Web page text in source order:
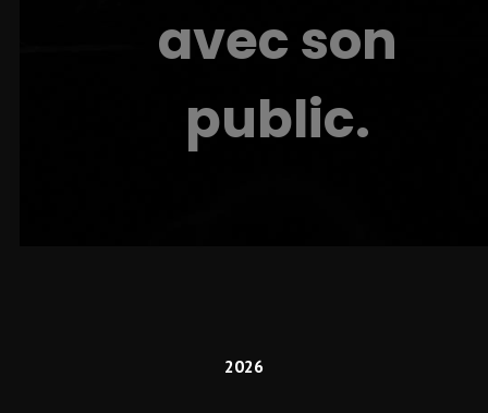
avec son
public.
2026